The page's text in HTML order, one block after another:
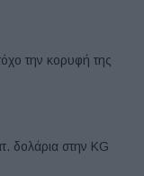
την κορυφή της
δολάρια στην KG